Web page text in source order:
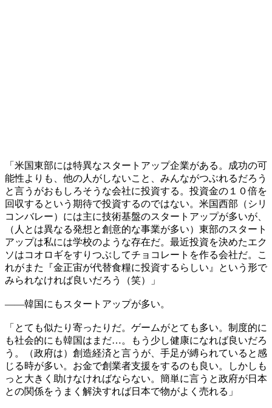
「米国東部には特異なスタートアップ企業がある。成功の可
能性よりも、他の人がしないこと、みんながつぶれるだろう
と言うがおもしろそうな会社に投資する。投資金の１０倍を
回収するという期待で投資するのではない。米国西部（シリ
コンバレー）には主に技術基盤のスタートアップが多いが、
（人とは異なる発想と創意的な事業が多い）東部のスタート
アップは私には学校のような存在だ。最近投資を決めたエク
ソはコオロギをすりつぶしてチョコレートを作る会社だ。こ
れがまた『金正宙が代替食糧に投資するらしい』という形で
みられなければ良いだろう（笑）」
――韓国にもスタートアップが多い。
「とても似たり寄ったりだ。ゲームがとても多い。制度的に
も社会的にも韓国はまだ…。もう少し健康になれば良いだろ
う。（政府は）創造経済と言うが、手足が縛られていると感
じる時が多い。お金で創業者支援をするのも良い。しかしも
っと大きく助けなければならない。簡単に言うと政府が日本
との関係をうまく解決すれば日本で物がよく売れる」